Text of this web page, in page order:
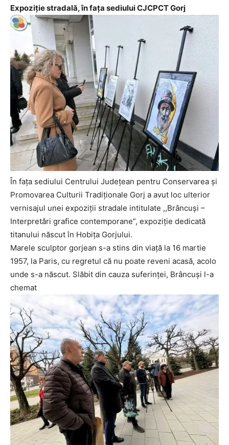
Expoziție stradală, în fața sediului CJCPCT Gorj
În fața sediului Centrului Județean pentru Conservarea și
Promovarea Culturii Tradiționale Gorj a avut loc ulterior
vernisajul unei expoziții stradale intitulate ,,Brâncuși –
Interpretări grafice contemporane”, expoziție dedicată
titanului născut în Hobița Gorjului.
Marele sculptor gorjean s-a stins din viață la 16 martie
1957, la Paris, cu regretul că nu poate reveni acasă, acolo
unde s-a născut. Slăbit din cauza suferinței, Brâncuși l-a
chemat